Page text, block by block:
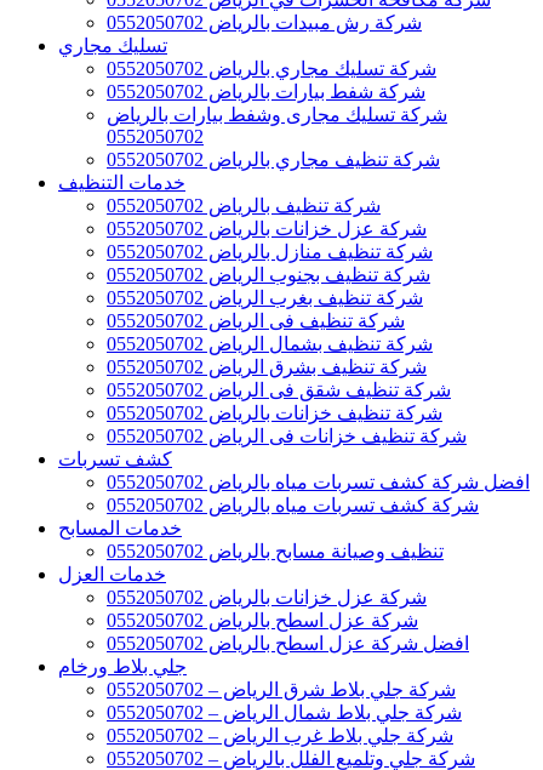
شركة رش مبيدات بالرياض 0552050702
تسليك مجاري
شركة تسليك مجاري بالرياض 0552050702
شركة شفط بيارات بالرياض 0552050702
شركة تسليك مجارى وشفط بيارات بالرياض
0552050702
شركة تنظيف مجاري بالرياض 0552050702
خدمات التنظيف
شركة تنظيف بالرياض 0552050702
شركة عزل خزانات بالرياض 0552050702
شركة تنظيف منازل بالرياض 0552050702
شركة تنظيف بجنوب الرياض 0552050702
شركة تنظيف بغرب الرياض 0552050702
شركة تنظيف فى الرياض 0552050702
شركة تنظيف بشمال الرياض 0552050702
شركة تنظيف بشرق الرياض 0552050702
شركة تنظيف شقق فى الرياض 0552050702
شركة تنظيف خزانات بالرياض 0552050702
شركة تنظيف خزانات فى الرياض 0552050702
كشف تسربات
افضل شركة كشف تسربات مياه بالرياض 0552050702
شركة كشف تسربات مياه بالرياض 0552050702
خدمات المسابح
تنظيف وصيانة مسابح بالرياض 0552050702
خدمات العزل
شركة عزل خزانات بالرياض 0552050702
شركة عزل اسطح بالرياض 0552050702
افضل شركة عزل اسطح بالرياض 0552050702
جلي بلاط ورخام
شركة جلي بلاط شرق الرياض – 0552050702
شركة جلي بلاط شمال الرياض – 0552050702
شركة جلي بلاط غرب الرياض – 0552050702
شركة جلي وتلميع الفلل بالرياض – 0552050702